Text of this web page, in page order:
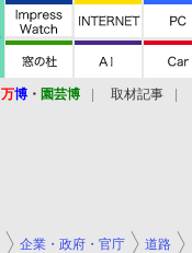
万博 ・ 園芸博 取材記事
企業・政府・官庁 道路